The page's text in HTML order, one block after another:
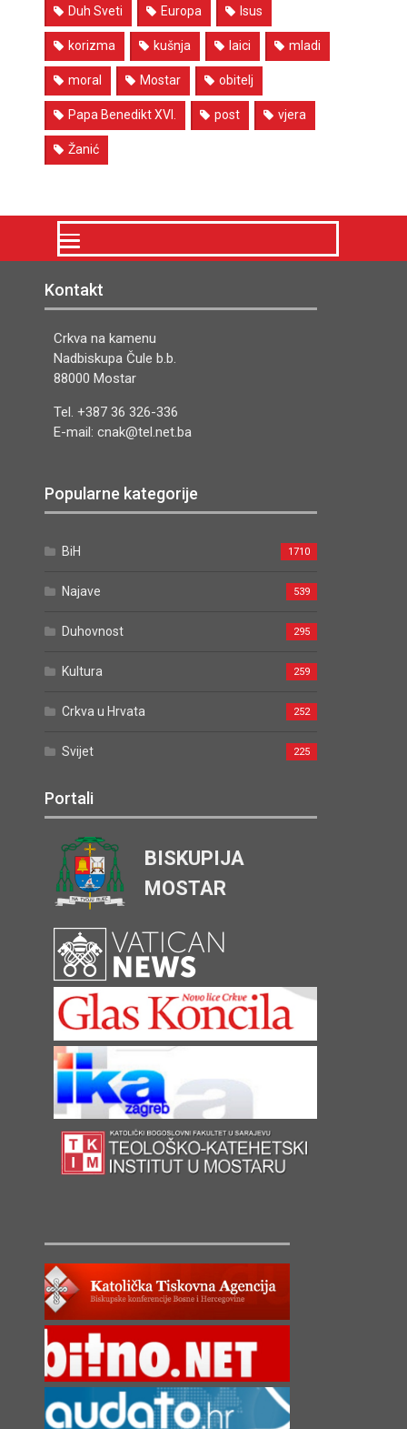
Duh Sveti Europa Isus
korizma kušnja laici mladi
moral Mostar obitelj
Papa Benedikt XVI. post vjera
Žanić
Kontakt
Crkva na kamenu
Nadbiskupa Čule b.b.
88000 Mostar
Tel. +387 36 326-336
E-mail: cnak@tel.net.ba
Popularne kategorije
BiH 1710
Najave 539
Duhovnost 295
Kultura 259
Crkva u Hrvata 252
Svijet 225
Portali
BISKUPIJA
MOSTAR